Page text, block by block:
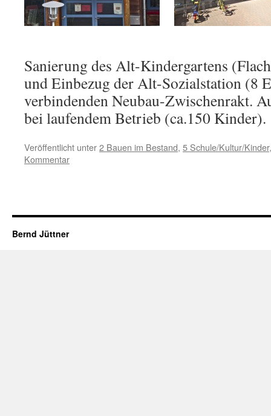
Sanierung des Alt-Kindergartens
und Einbezug der Alt-Sozialstation (8
verbindenden Neubau-Zwischenrakt.
bei laufendem Betrieb (ca.150 Kinder).
Veröffentlicht unter2 Bauen im Bestand, 5 Schule/Kultur/Kinder
Kommentar
Bernd Jüttner